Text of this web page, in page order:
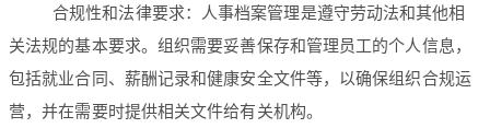
合规性和法律要求：人事档案管理是遵守劳动法和其他相
关法规的基本要求。组织需要妥善保存和管理员工的个人信息，
包括就业合同、薪酬记录和健康安全文件等，以确保组织合规运
营，并在需要时提供相关文件给有关机构。